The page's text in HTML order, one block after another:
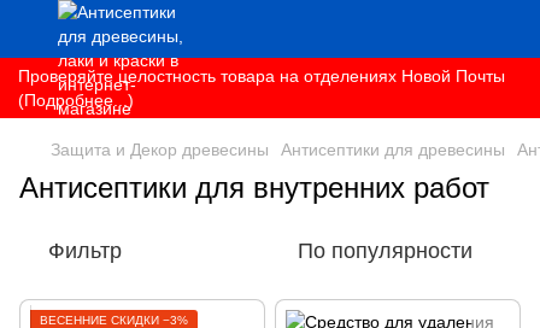
Проверяйте целостность товара на отделениях Новой Почты
(Подробнее...)
Защита и Декор древесины Антисептики для древесины
Антисептики для внутренних работ
Фильтр По популярности
ВЕСЕННИЕ СКИДКИ −3%